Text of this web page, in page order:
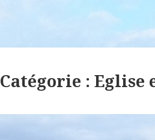
Catégorie :Eglise